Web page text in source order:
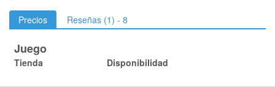
Precios Reseñas (1) - 8
Juego
Tienda Disponibilidad